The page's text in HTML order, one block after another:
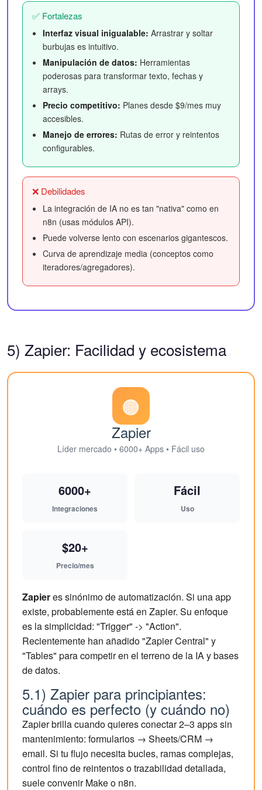
✅ Fortalezas
Interfaz visual inigualable: Arrastrar y soltar
burbujas es intuitivo.
Manipulación de datos: Herramientas
poderosas para transformar texto, fechas y
arrays.
Precio competitivo: Planes desde $9/mes muy
accesibles.
Manejo de errores: Rutas de error y reintentos
configurables.
❌ Debilidades
La integración de IA no es tan "nativa" como en
n8n (usas módulos API).
Puede volverse lento con escenarios gigantescos.
Curva de aprendizaje media (conceptos como
iteradores/agregadores).
5) Zapier: Facilidad y ecosistema
🟠
Zapier
Líder mercado • 6000+ Apps • Fácil uso
6000+
Integraciones
Fácil
Uso
$20+
Precio/mes
Zapieres sinónimo de automatización. Si una app
existe, probablemente está en Zapier. Su enfoque
es la simplicidad: "Trigger" -> "Action".
Recientemente han añadido "Zapier Central" y
"Tables" para competir en el terreno de la IA y bases
de datos.
5.1) Zapier para principiantes:
cuándo es perfecto (y cuándo no)
Zapier brilla cuando quieres conectar 2–3 apps sin
mantenimiento: formularios → Sheets/CRM →
email. Si tu flujo necesita bucles, ramas complejas,
control fino de reintentos o trazabilidad detallada,
suele convenir Make o n8n.